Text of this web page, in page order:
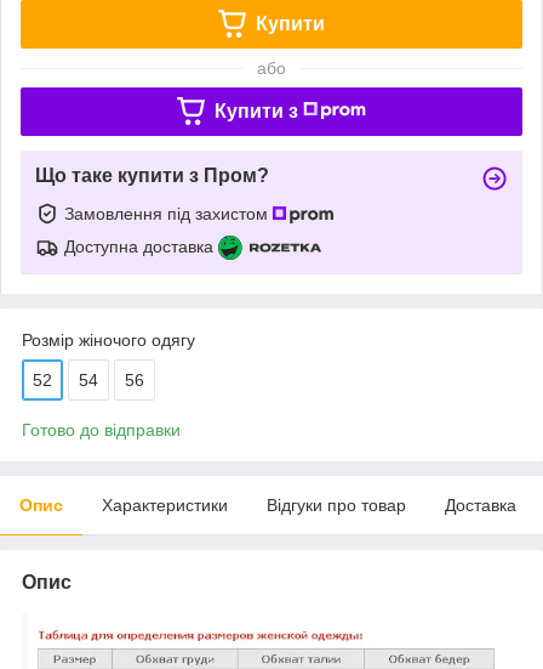
Купити
або
Купити з
Що таке купити з Пром?
Замовлення під захистом
Доступна доставка
Розмір жіночого одягу
52 54 56
Готово до відправки
Опис Характеристики Відгуки про товар Доставка
Опис